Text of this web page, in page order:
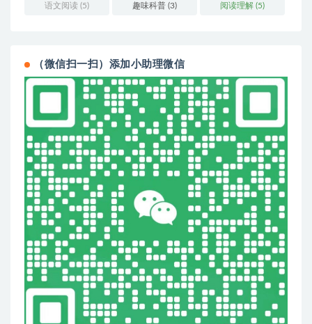
语文阅读 (5) 趣味科普 (3) 阅读理解 (5)
（微信扫一扫）添加小助理微信